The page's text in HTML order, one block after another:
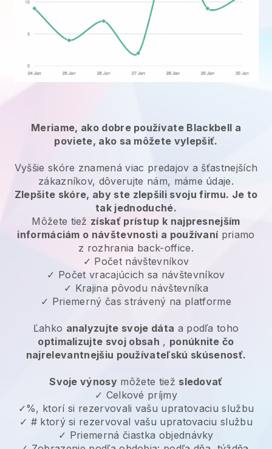
Meriame, ako dobre používate Blackbell a
poviete, ako sa môžete vylepšiť.
Vyššie skóre znamená viac predajov a šťastnejších
zákazníkov, dôverujte nám, máme údaje.
Zlepšite skóre, aby ste zlepšili svoju firmu. Je to
tak jednoduché.
Môžete tiež získať prístup k najpresnejším
informáciám o návštevnosti a používanípriamo
z rozhrania back-office.
✓ Počet návštevníkov
✓ Počet vracajúcich sa návštevníkov
✓ Krajina pôvodu návštevníka
✓ Priemerný čas strávený na platforme
Ľahko analyzujte svoje dáta a podľa toho
optimalizujte svoj obsah , ponúknite čo
najrelevantnejšiu používateľskú skúsenosť.
Svoje výnosy môžete tiež sledovať
✓ Celkové príjmy
✓%, ktorí si rezervovali vašu upratovaciu službu
✓ # ktorý si rezervoval vašu upratovaciu službu
✓ Priemerná čiastka objednávky